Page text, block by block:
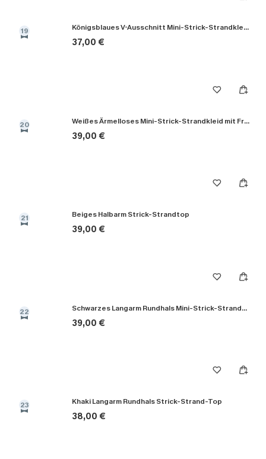
19 Königsblaues V-Ausschnitt Mini-Strick-Strandkleid
37,00 €
20 Weißes Ärmelloses Mini-Strick-Strandkleid mit Fransenbesatz
39,00 €
21 Beiges Halbarm Strick-Strandtop
39,00 €
22 Schwarzes Langarm Rundhals Mini-Strick-Strandkleid
39,00 €
23 Khaki Langarm Rundhals Strick-Strand-Top
38,00 €